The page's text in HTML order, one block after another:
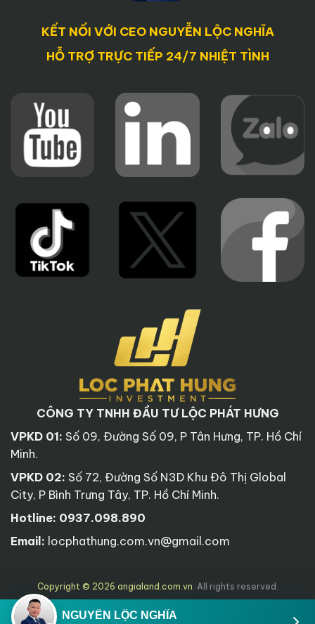
KẾT NỐI VỚI CEO NGUYỄN LỘC NGHĨA
HỖ TRỢ TRỰC TIẾP 24/7 NHIỆT TÌNH
CÔNG TY TNHH ĐẦU TƯ LỘC PHÁT HƯNG
VPKD 01: Số 09, Đường Số 09, P Tân Hưng, TP. Hồ Chí
Minh.
VPKD 02: Số 72, Đường Số N3D Khu Đô Thị Global
City, P Bình Trưng Tây, TP. Hồ Chí Minh.
Hotline: 0937.098.890
Email: locphathung.com.vn@gmail.com
Copyright © 2026 angialand.com.vn. All rights reserved.
NGUYỄN LỘC NGHĨA